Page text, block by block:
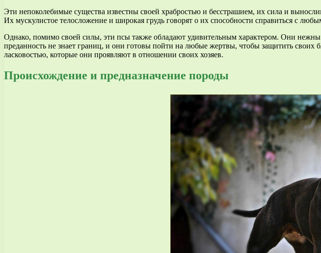
Эти непоколебимые существа известны своей храбростью и бесстрашием, их сила и
Их мускулистое телосложение и широкая грудь говорят о их способности справиться с
Однако, помимо своей силы, эти псы также обладают удивительным характером. Они
преданность не знает границ, и они готовы пойти на любые жертвы, чтобы защитить
ласковостью, которые они проявляют в отношении своих хозяев.
Происхождение и предназначение породы